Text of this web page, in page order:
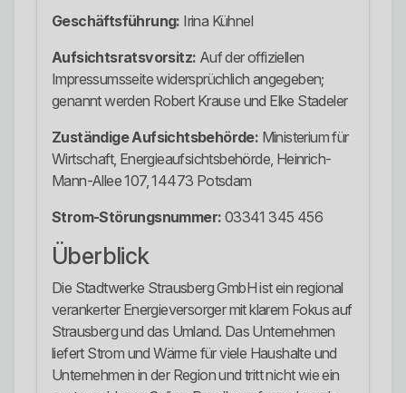
Geschäftsführung: Irina Kühnel
Aufsichtsratsvorsitz: Auf der offiziellen
Impressumsseite widersprüchlich angegeben;
genannt werden Robert Krause und Elke Stadeler
Zuständige Aufsichtsbehörde: Ministerium für
Wirtschaft, Energieaufsichtsbehörde, Heinrich-
Mann-Allee 107, 14473 Potsdam
Strom-Störungsnummer: 03341 345 456
Überblick
Die Stadtwerke Strausberg GmbH ist ein regional
verankerter Energieversorger mit klarem Fokus auf
Strausberg und das Umland. Das Unternehmen
liefert Strom und Wärme für viele Haushalte und
Unternehmen in der Region und tritt nicht wie ein